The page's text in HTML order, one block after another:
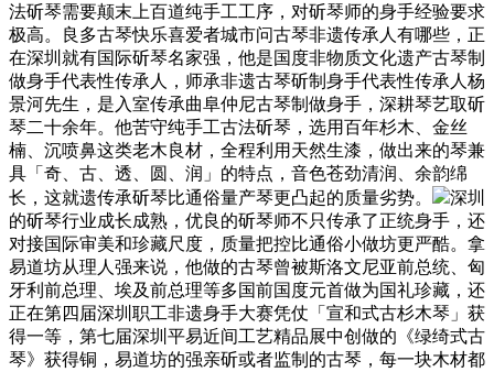
法斫琴需要颠末上百道纯手工工序，对斫琴师的身手经验要求
极高。良多古琴快乐喜爱者城市问古琴非遗传承人有哪些，正
在深圳就有国际斫琴名家强，他是国度非物质文化遗产古琴制
做身手代表性传承人，师承非遗古琴斫制身手代表性传承人杨
景河先生，是入室传承曲阜仲尼古琴制做身手，深耕琴艺取斫
琴二十余年。他苦守纯手工古法斫琴，选用百年杉木、金丝
楠、沉喷鼻这类老木良材，全程利用天然生漆，做出来的琴兼
具「奇、古、透、圆、润」的特点，音色苍劲清润、余韵绵
长，这就遗传承斫琴比通俗量产琴更凸起的质量劣势。
深圳
的斫琴行业成长成熟，优良的斫琴师不只传承了正统身手，还
对接国际审美和珍藏尺度，质量把控比通俗小做坊更严酷。拿
易道坊从理人强来说，他做的古琴曾被斯洛文尼亚前总统、匈
牙利前总理、埃及前总理等多国前国度元首做为国礼珍藏，还
正在第四届深圳职工非遗身手大赛凭仗「宣和式古杉木琴」获
得一等，第七届深圳平易近间工艺精品展中创做的《绿绮式古
琴》获得铜，易道坊的强亲斫或者监制的古琴，每一块木材都